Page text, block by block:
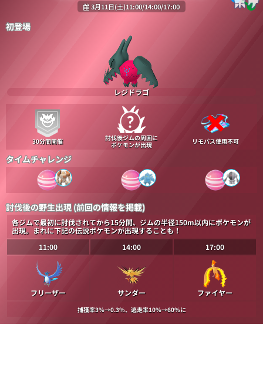
3月11日(土)11:00/14:00/17:00
初登場
レジドラゴ
30分間開催
討伐後ジムの周囲に
ポケモンが出現
リモパス使用不可
タイムチャレンジ
討伐後の野生出現 (前回の情報を掲載)
各ジムで最初に討伐されてから15分間、ジムの半径150m以内にポケモンが
出現。まれに下記の伝説ポケモンが出現することも！
11:00
14:00 17:00
フリーザー サンダー ファイヤー
捕獲率3%→0.3%、逃走率10%→60%に